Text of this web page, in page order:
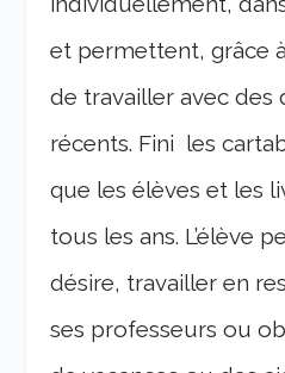
et permettent, grâce
de travailler avec des
récents. Fini les
que les élèves et les
tous les ans. L’élève
désire, travailler en
ses professeurs ou